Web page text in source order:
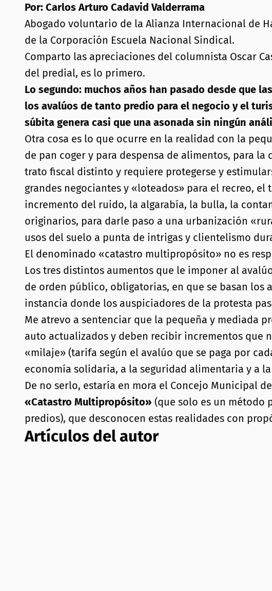
Por: Carlos Arturo Cadavid Valderrama
Abogado voluntario de la Alianza Internacional de
de la Corporación Escuela Nacional Sindical.
Comparto las apreciaciones del columnista Oscar
del predial, es lo primero.
Lo segundo: muchos años han pasado desde que
los avalúos de tanto predio para el negocio y el
súbita genera casi que una asonada sin ningún
Otra cosa es lo que ocurre en la realidad con la
de pan coger y para despensa de alimentos, para
trato fiscal distinto y requiere protegerse y
grandes negociantes y «loteados» para el recreo,
incremento del ruido, la algarabía, la bulla, la
originarios, para darle paso a una urbanización
usos del suelo a punta de intrigas y clientelismo
El denominado «catastro multipropósito» no es
Los tres distintos aumentos que le imponer al
de orden público, obligatorias, en que se basan los
instancia donde los auspiciadores de la protesta
Me atrevo a sentenciar que la pequeña y mediada
auto actualizados y deben recibir incrementos que
«milaje» (tarifa según el avalúo que se paga por
economía solidaria, a la seguridad alimentaria y a
De no serlo, estaría en mora el Concejo Municipal
«Catastro Multipropósito» (que solo es un método
predios), que desconocen estas realidades con
Artículos del autor